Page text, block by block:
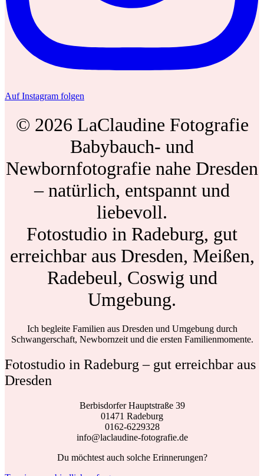
Auf Instagram folgen
© 2026 LaClaudine Fotografie
Babybauch- und
Newbornfotografie nahe Dresden
– natürlich, entspannt und
liebevoll.
Fotostudio in Radeburg, gut
erreichbar aus Dresden, Meißen,
Radebeul, Coswig und
Umgebung.
Ich begleite Familien aus Dresden und Umgebung durch
Schwangerschaft, Newbornzeit und die ersten Familienmomente.
Fotostudio in Radeburg – gut erreichbar aus
Dresden
Berbisdorfer Hauptstraße 39
01471 Radeburg
0162-6229328
info@laclaudine-fotografie.de
Du möchtest auch solche Erinnerungen?